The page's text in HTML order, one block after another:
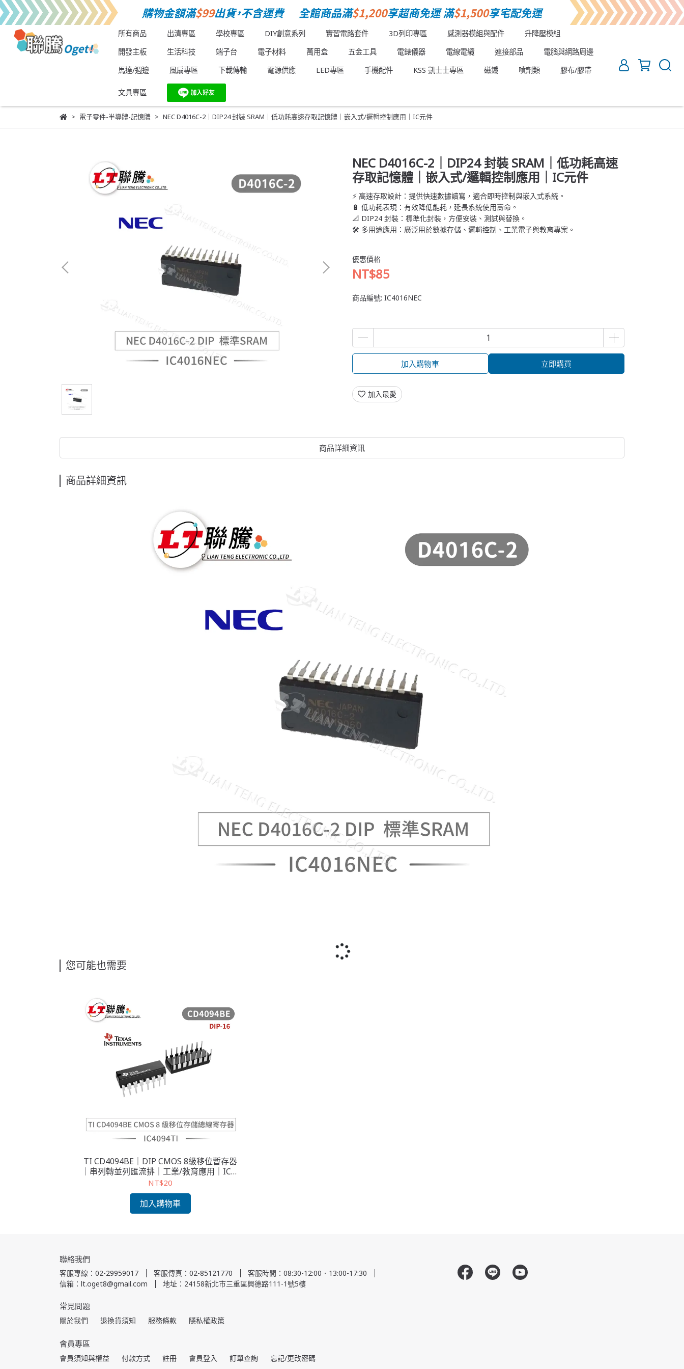
所有商品 出清專區 學校專區 DIY創意系列 實習電路套件 3D列印專區 感測器模組與配件
升降壓模組
開發主板
生活科技 端子台 電子材料 萬用盒 五金工具 電錶儀器 電線電纜 連接部品
電腦與網路周邊
馬達/週邊
風扇專區 下載傳輸 電源供應 LED專區 手機配件 KSS 凱士士專區 磁鐵 噴劑類 膠布/膠帶
文具專區
電子零件-半導體-記憶體 NEC D4016C-2｜DIP24 封裝 SRAM｜低功耗高速存取記憶體｜嵌入式/邏輯控制應用｜IC元件
NEC D4016C-2｜DIP24 封裝 SRAM｜低功耗高速
存取記憶體｜嵌入式/邏輯控制應用｜IC元件
⚡ 高速存取設計：提供快速數據讀寫，適合即時控制與嵌入式系統。
🔋 低功耗表現：有效降低能耗，延長系統使用壽命。
📐 DIP24 封裝：標準化封裝，方便安裝、測試與替換。
🛠 多用途應用：廣泛用於數據存儲、邏輯控制、工業電子與教育專案。
優惠價格
NT$85
商品編號: IC4016NEC
加入購物車 立即購買
加入最愛
商品詳細資訊
商品詳細資訊
您可能也需要
TI CD4094BE｜DIP CMOS 8級移位暫存器
｜串列轉並列匯流排｜工業/教育應用｜IC元
件
NT$20
加入購物車
聯絡我們
客服專線：02-29959017 客服傳真：02-85121770
客服時間：08:30-12:00．13:00-17:30
信箱：lt.oget8@gmail.com
地址：24158新北市三重區興德路111-1號5樓
常見問題
關於我們 退換貨須知 服務條款 隱私權政策
會員專區
會員須知與權益 付款方式 註冊 會員登入 訂單查詢 忘記/更改密碼